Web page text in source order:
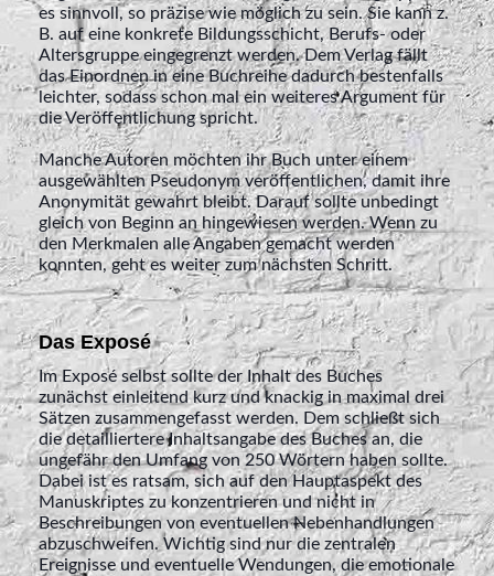
es sinnvoll, so präzise wie möglich zu sein. Sie kann z.
B. auf eine konkrete Bildungsschicht, Berufs- oder
Altersgruppe eingegrenzt werden. Dem Verlag fällt
das Einordnen in eine Buchreihe dadurch bestenfalls
leichter, sodass schon mal ein weiteres Argument für
die Veröffentlichung spricht.
Manche Autoren möchten ihr Buch unter einem
ausgewählten Pseudonym veröffentlichen, damit ihre
Anonymität gewahrt bleibt. Darauf sollte unbedingt
gleich von Beginn an hingewiesen werden. Wenn zu
den Merkmalen alle Angaben gemacht werden
konnten, geht es weiter zum nächsten Schritt.
Das Exposé
Im Exposé selbst sollte der Inhalt des Buches
zunächst einleitend kurz und knackig in maximal drei
Sätzen zusammengefasst werden. Dem schließt sich
die detailliertere Inhaltsangabe des Buches an, die
ungefähr den Umfang von 250 Wörtern haben sollte.
Dabei ist es ratsam, sich auf den Hauptaspekt des
Manuskriptes zu konzentrieren und nicht in
Beschreibungen von eventuellen Nebenhandlungen
abzuschweifen. Wichtig sind nur die zentralen
Ereignisse und eventuelle Wendungen, die emotionale